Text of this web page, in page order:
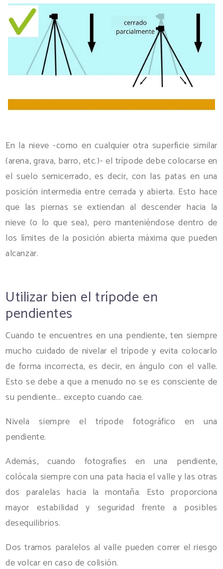
En la nieve -como en cualquier otra superficie similar
(arena, grava, barro, etc.)- el trípode debe colocarse en
el suelo semicerrado, es decir, con las patas en una
posición intermedia entre cerrada y abierta. Esto hace
que las piernas se extiendan al descender hacia la
nieve (o lo que sea), pero manteniéndose dentro de
los límites de la posición abierta máxima que pueden
alcanzar.
Utilizar bien el trípode en
pendientes
Cuando te encuentres en una pendiente, ten siempre
mucho cuidado de nivelar el trípode y evita colocarlo
de forma incorrecta, es decir, en ángulo con el valle.
Esto se debe a que a menudo no se es consciente de
su pendiente... excepto cuando cae.
Nivela siempre el trípode fotográfico en una
pendiente.
Además, cuando fotografíes en una pendiente,
colócala siempre con una pata hacia el valle y las otras
dos paralelas hacia la montaña. Esto proporciona
mayor estabilidad y seguridad frente a posibles
desequilibrios.
Dos tramos paralelos al valle pueden correr el riesgo
de volcar en caso de colisión.